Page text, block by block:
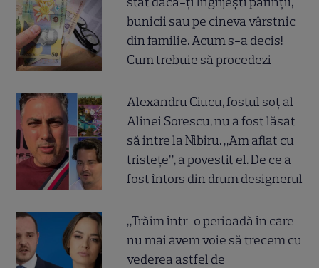
bunicii sau pe cineva vârstnic
din familie. Acum s-a decis!
Cum trebuie să procedezi
Alexandru Ciucu, fostul soț al
Alinei Sorescu, nu a fost lăsat
să intre la Nibiru. „Am aflat cu
tristețe”, a povestit el. De ce a
fost întors din drum designerul
„Trăim într-o perioadă în care
nu mai avem voie să trecem cu
vederea astfel de